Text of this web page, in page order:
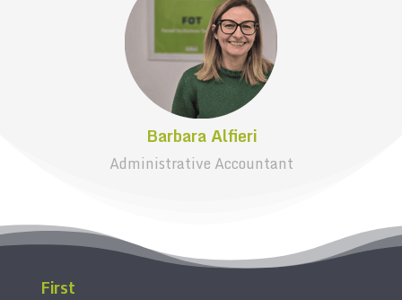
Barbara Alfieri
Administrative Accountant
First